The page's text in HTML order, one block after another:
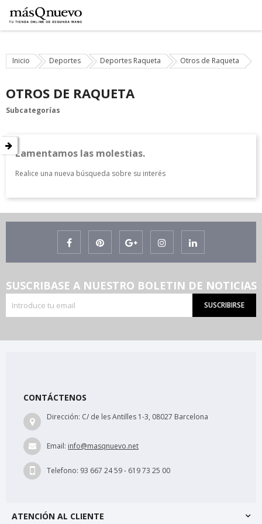
Inicio Deportes Deportes Raqueta Otros de Raqueta
OTROS DE RAQUETA
Subcategorías
Lamentamos las molestias.
Realice una nueva búsqueda sobre su interés
SUSCRIBASE A NUESTRO BOLETIN DE NOTICIAS
SUSCRIBIRSE
CONTÁCTENOS
Dirección: C/ de les Antilles 1-3, 08027 Barcelona
Email: info@masqnuevo.net
Telefono: 93 667 24 59 - 619 73 25 00
ATENCIÓN AL CLIENTE